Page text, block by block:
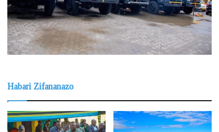
Habari Zifananazo